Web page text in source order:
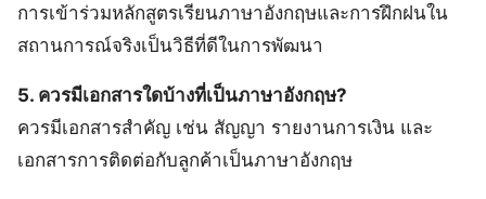
การเข้าร่วมหลักสูตรเรียนภาษาอังกฤษและการฝึกฝนใน
สถานการณ์จริงเป็นวิธีที่ดีในการพัฒนา
5. ควรมีเอกสารใดบ้างที่เป็นภาษาอังกฤษ?
ควรมีเอกสารสำคัญ เช่น สัญญา รายงานการเงิน และ
เอกสารการติดต่อกับลูกค้าเป็นภาษาอังกฤษ